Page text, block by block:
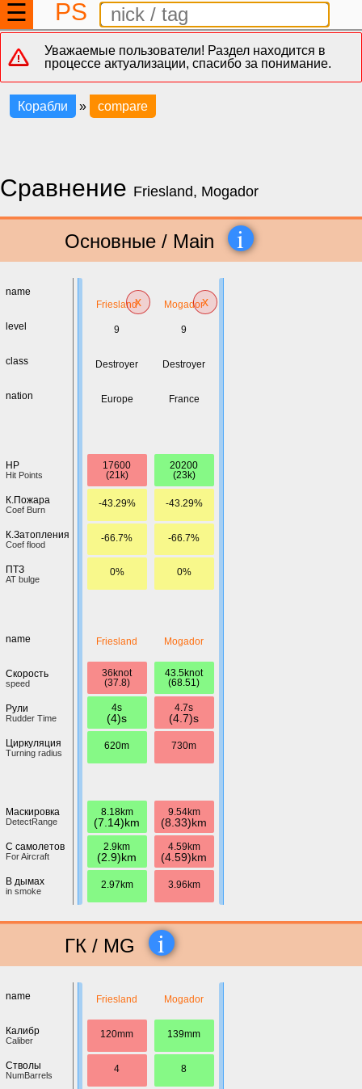
☰ PS
Уважаемые пользователи! Раздел находится в
процессе актуализации, спасибо за понимание.
Корабли » compare
Сравнение Friesland, Mogador
Основные / Main i
name
level
class
nation
HP
Hit Points
К.Пожара
Coef Burn
К.Затопления
Coef flood
ПТЗ
AT bulge
name
Скорость
speed
Рули
Rudder Time
Циркуляция
Turning radius
Маскировка
DetectRange
С самолетов
For Aircraft
В дымах
in smoke
Frieslandx
9
Destroyer
Europe
17600
(21k)
-43.29%
-66.7%
0%
Friesland
36knot
(37.8)
4s
(4)s
620m
8.18km
(7.14)km
2.9km
(2.9)km
2.97km
Mogadorx
9
Destroyer
France
20200
(23k)
-43.29%
-66.7%
0%
Mogador
43.5knot
(68.51)
4.7s
(4.7)s
730m
9.54km
(8.33)km
4.59km
(4.59)km
3.96km
ГК / MG i
name
Калибр
Caliber
Стволы
NumBarrels
Friesland
120mm
4
Mogador
139mm
8